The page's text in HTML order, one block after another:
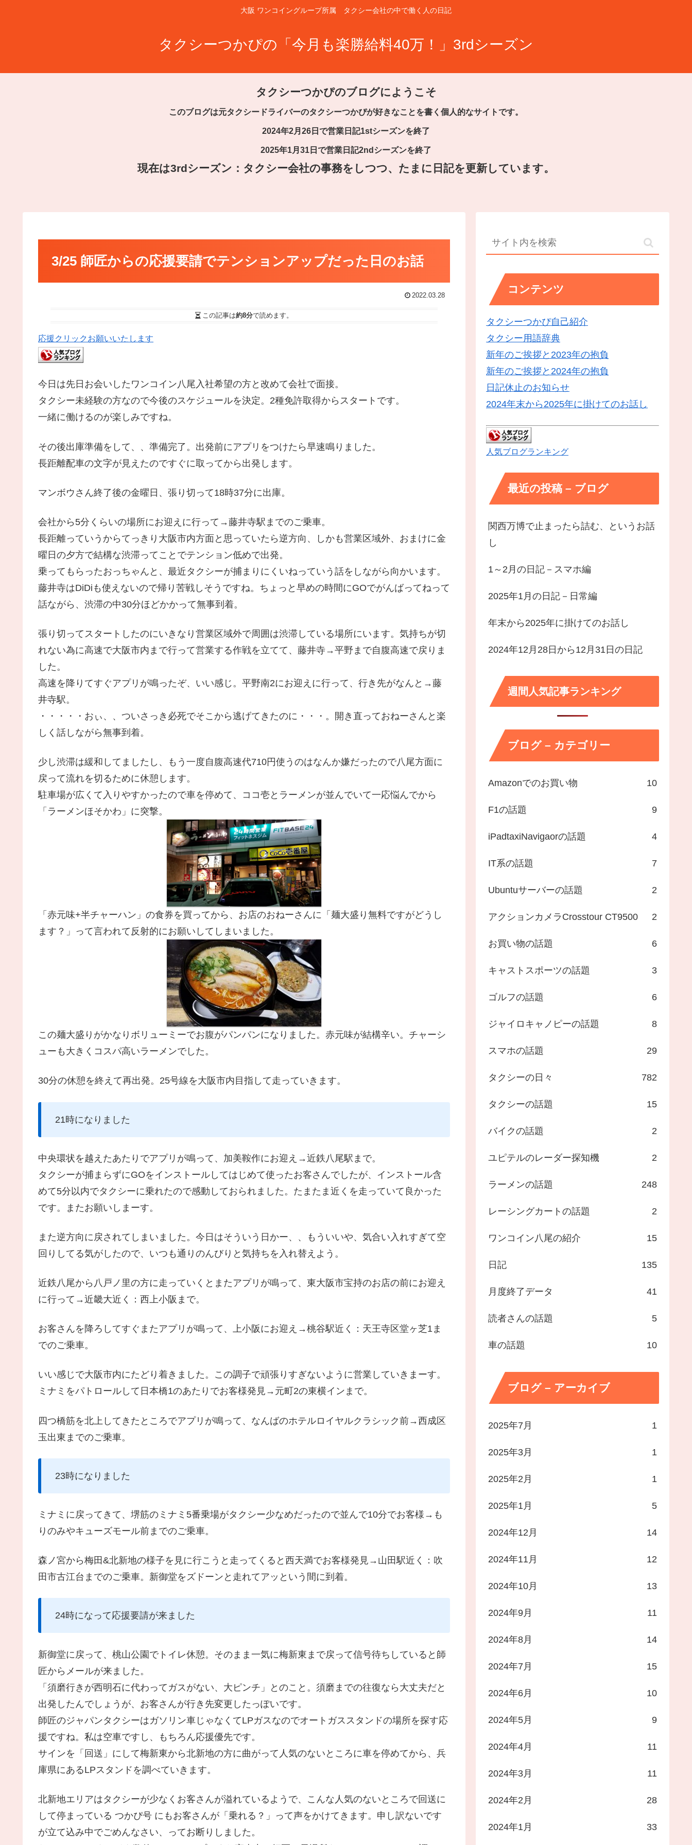
大阪 ワンコイングループ所属 タクシー会社の中で働く人の日記
タクシーつかぴの「今月も楽勝給料40万！」3rdシーズン
タクシーつかぴのブログにようこそ
このブログは元タクシードライバーのタクシーつかぴが好きなことを書く個人的なサイトです。
2024年2月26日で営業日記1stシーズンを終了
2025年1月31日で営業日記2ndシーズンを終了
現在は3rdシーズン：タクシー会社の事務をしつつ、たまに日記を更新しています。
3/25 師匠からの応援要請でテンションアップだった日のお話
2022.03.28
この記事は約8分で読めます。
応援クリックお願いいたします
今日は先日お会いしたワンコイン八尾入社希望の方と改めて会社で面接。
タクシー未経験の方なので今後のスケジュールを決定。2種免許取得からスタートです。
一緒に働けるのが楽しみですね。
その後出庫準備をして、、準備完了。出発前にアプリをつけたら早速鳴りました。
長距離配車の文字が見えたのですぐに取ってから出発します。
マンボウさん終了後の金曜日、張り切って18時37分に出庫。
会社から5分くらいの場所にお迎えに行って→藤井寺駅までのご乗車。
長距離っていうからてっきり大阪市内方面と思っていたら逆方向、しかも営業区域外、おまけに金
曜日の夕方で結構な渋滞ってことでテンション低めで出発。
乗ってもらったおっちゃんと、最近タクシーが捕まりにくいねっていう話をしながら向かいます。
藤井寺はDiDiも使えないので帰り苦戦しそうですね。ちょっと早めの時間にGOでがんばってねって
話ながら、渋滞の中30分ほどかかって無事到着。
張り切ってスタートしたのにいきなり営業区域外で周囲は渋滞している場所にいます。気持ちが切
れない為に高速で大阪市内まで行って営業する作戦を立てて、藤井寺→平野まで自腹高速で戻りま
した。
高速を降りてすぐアプリが鳴ったぞ、いい感じ。平野南2にお迎えに行って、行き先がなんと→藤
井寺駅。
・・・・・おぃ、、ついさっき必死でそこから逃げてきたのに・・・。開き直っておねーさんと楽
しく話しながら無事到着。
少し渋滞は緩和してましたし、もう一度自腹高速代710円使うのはなんか嫌だったので八尾方面に
戻って流れを切るために休憩します。
駐車場が広くて入りやすかったので車を停めて、ココ壱とラーメンが並んでいて一応悩んでから
「ラーメンほそかわ」に突撃。
「赤元味+半チャーハン」の食券を買ってから、お店のおねーさんに「麺大盛り無料ですがどうし
ます？」って言われて反射的にお願いしてしまいました。
この麺大盛りがかなりボリューミーでお腹がパンパンになりました。赤元味が結構辛い。チャーシ
ューも大きくコスパ高いラーメンでした。
30分の休憩を終えて再出発。25号線を大阪市内目指して走っていきます。
21時になりました
中央環状を越えたあたりでアプリが鳴って、加美鞍作にお迎え→近鉄八尾駅まで。
タクシーが捕まらずにGOをインストールしてはじめて使ったお客さんでしたが、インストール含
めて5分以内でタクシーに乗れたので感動しておられました。たまたま近くを走っていて良かった
です。またお願いしまーす。
また逆方向に戻されてしまいました。今日はそういう日かー、、もういいや、気合い入れすぎて空
回りしてる気がしたので、いつも通りのんびりと気持ちを入れ替えよう。
近鉄八尾から八戸ノ里の方に走っていくとまたアプリが鳴って、東大阪市宝持のお店の前にお迎え
に行って→近畿大近く：西上小阪まで。
お客さんを降ろしてすぐまたアプリが鳴って、上小阪にお迎え→桃谷駅近く：天王寺区堂ヶ芝1ま
でのご乗車。
いい感じで大阪市内にたどり着きました。この調子で頑張りすぎないように営業していきまーす。
ミナミをパトロールして日本橋1のあたりでお客様発見→元町2の東横インまで。
四つ橋筋を北上してきたところでアプリが鳴って、なんばのホテルロイヤルクラシック前→西成区
玉出東までのご乗車。
23時になりました
ミナミに戻ってきて、堺筋のミナミ5番乗場がタクシー少なめだったので並んで10分でお客様→も
りのみやキューズモール前までのご乗車。
森ノ宮から梅田&北新地の様子を見に行こうと走ってくると西天満でお客様発見→山田駅近く：吹
田市古江台までのご乗車。新御堂をズドーンと走れてアッという間に到着。
24時になって応援要請が来ました
新御堂に戻って、桃山公園でトイレ休憩。そのまま一気に梅新東まで戻って信号待ちしていると師
匠からメールが来ました。
「須磨行きが西明石に代わってガスがない、大ピンチ」とのこと。須磨までの往復なら大丈夫だと
出発したんでしょうが、お客さんが行き先変更したっぽいです。
師匠のジャパンタクシーはガソリン車じゃなくてLPガスなのでオートガススタンドの場所を探す応
援ですね。私は空車ですし、もちろん応援優先です。
サインを「回送」にして梅新東から北新地の方に曲がって人気のないところに車を停めてから、兵
庫県にあるLPスタンドを調べていきます。
北新地エリアはタクシーが少なくお客さんが溢れているようで、こんな人気のないところで回送に
して停まっている つかぴ号 にもお客さんが「乗れる？」って声をかけてきます。申し訳ないです
が立て込み中でごめんなさい、ってお断りしました。
コンテンツ
タクシーつかぴ自己紹介
タクシー用語辞典
新年のご挨拶と2023年の抱負
新年のご挨拶と2024年の抱負
日記休止のお知らせ
2024年末から2025年に掛けてのお話し
人気ブログランキング
最近の投稿 – ブログ
関西万博で止まったら詰む、というお話
し
1～2月の日記－スマホ編
2025年1月の日記－日常編
年末から2025年に掛けてのお話し
2024年12月28日から12月31日の日記
週間人気記事ランキング
ブログ – カテゴリー
Amazonでのお買い物 10
F1の話題 9
iPadtaxiNavigaorの話題 4
IT系の話題 7
Ubuntuサーバーの話題 2
アクションカメラCrosstour CT9500 2
お買い物の話題 6
キャストスポーツの話題 3
ゴルフの話題 6
ジャイロキャノピーの話題 8
スマホの話題 29
タクシーの日々 782
タクシーの話題 15
バイクの話題 2
ユピテルのレーダー探知機 2
ラーメンの話題 248
レーシングカートの話題 2
ワンコイン八尾の紹介 15
日記 135
月度終了データ 41
読者さんの話題 5
車の話題 10
ブログ – アーカイブ
2025年7月 1
2025年3月 1
2025年2月 1
2025年1月 5
2024年12月 14
2024年11月 12
2024年10月 13
2024年9月 11
2024年8月 14
2024年7月 15
2024年6月 10
2024年5月 9
2024年4月 11
2024年3月 11
2024年2月 28
2024年1月 33